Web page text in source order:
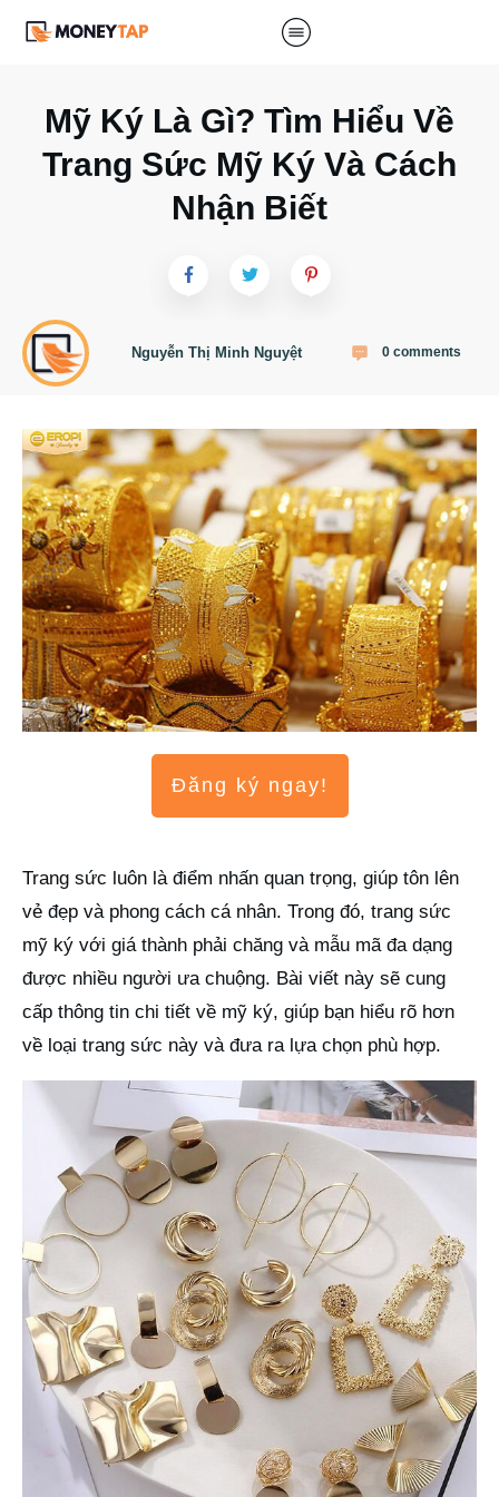
Mỹ Ký Là Gì? Tìm Hiểu Về
Trang Sức Mỹ Ký Và Cách
Nhận Biết
Nguyễn Thị Minh Nguyệt 0comments
Đăng ký ngay!
Trang sức luôn là điểm nhấn quan trọng, giúp tôn lên
vẻ đẹp và phong cách cá nhân. Trong đó, trang sức
mỹ ký với giá thành phải chăng và mẫu mã đa dạng
được nhiều người ưa chuộng. Bài viết này sẽ cung
cấp thông tin chi tiết về mỹ ký, giúp bạn hiểu rõ hơn
về loại trang sức này và đưa ra lựa chọn phù hợp.